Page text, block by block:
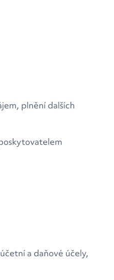
plnění dalších
a daňové účely,